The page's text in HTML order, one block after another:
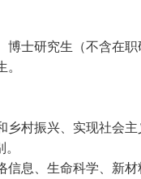
士研究生（不含在职
村振兴、实现社会
息、生命科学、新